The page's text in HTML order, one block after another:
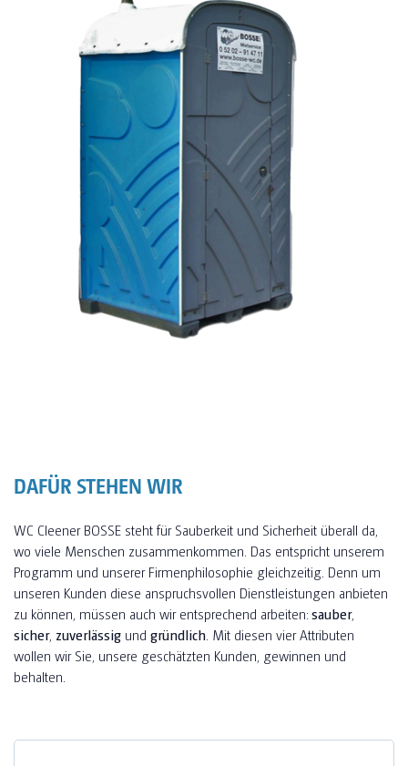
DAFÜR STEHEN WIR
WC Cleener BOSSE steht für Sauberkeit und Sicherheit überall da,
wo viele Menschen zusammenkommen. Das entspricht unserem
Programm und unserer Firmenphilosophie gleichzeitig. Denn um
unseren Kunden diese anspruchsvollen Dienstleistungen anbieten
zu können, müssen auch wir entsprechend arbeiten:sauber,
sicher, zuverlässig und gründlich . Mit diesen vier Attributen
wollen wir Sie, unsere geschätzten Kunden, gewinnen und
behalten.